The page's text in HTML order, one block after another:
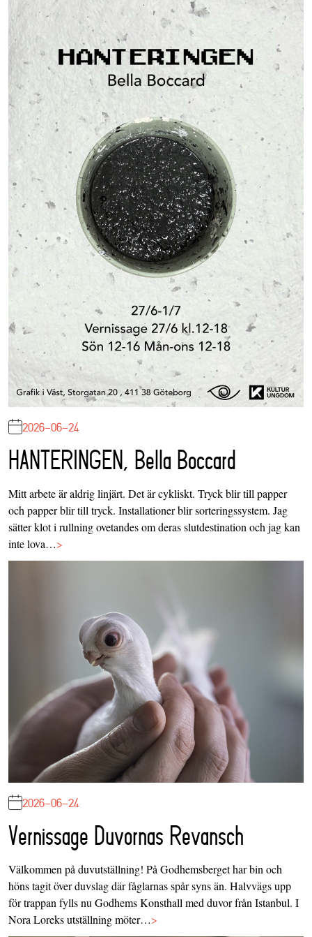
2026-06-24
HANTERINGEN, Bella Boccard
Mitt arbete är aldrig linjärt. Det är cykliskt. Tryck blir till papper
och papper blir till tryck. Installationer blir sorteringssystem. Jag
sätter klot i rullning ovetandes om deras slutdestination och jag kan
inte lova…>
2026-06-24
Vernissage Duvornas Revansch
Välkommen på duvutställning! På Godhemsberget har bin och
höns tagit över duvslag där fåglarnas spår syns än. Halvvägs upp
för trappan fylls nu Godhems Konsthall med duvor från Istanbul. I
Nora Loreks utställning möter…>